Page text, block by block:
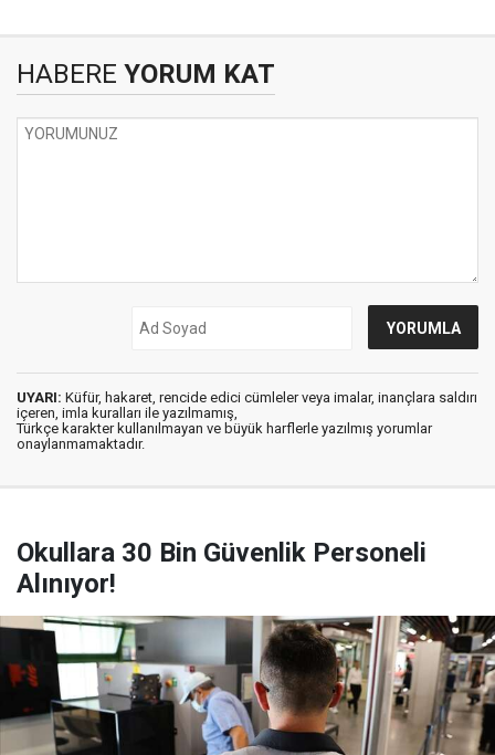
HABERE YORUM KAT
UYARI: Küfür, hakaret, rencide edici cümleler veya imalar, inançlara saldırı
içeren, imla kuralları ile yazılmamış,
Türkçe karakter kullanılmayan ve büyük harflerle yazılmış yorumlar
onaylanmamaktadır.
Okullara 30 Bin Güvenlik Personeli
Alınıyor!